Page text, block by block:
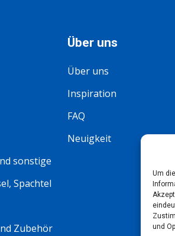
Um
und
sonstige
Spachtel
Zubehör
Über uns
Über uns
Inspiration
FAQ
Neuigkeit